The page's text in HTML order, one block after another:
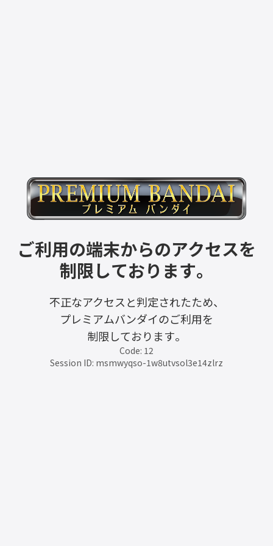
ご利用の端末からのアクセスを
制限しております。
不正なアクセスと判定されたため、
プレミアムバンダイのご利用を
制限しております。
Code: 12
Session ID: msmwyqso-1w8utvsol3e14zlrz